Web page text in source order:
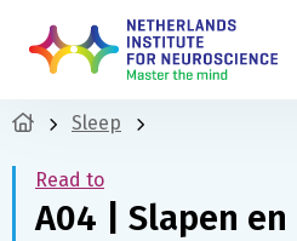
Sleep
Read to
A04 | Slapen